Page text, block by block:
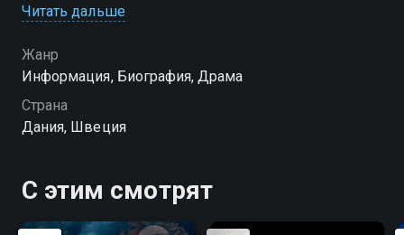
жизни, она начинает писать обо всём, что её
Посмотреть онлайн 1 сезон сериала Мечтательница
вы можете совершенно бесплатно в хорошем HD
качестве на Смотрёшке
Читать дальше
Жанр
Информация, Биография, Драма
Страна
Дания, Швеция
С этим смотрят